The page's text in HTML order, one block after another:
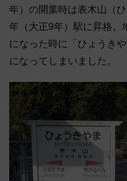
年）の開業時は表木山（
年（大正9年）駅に昇格。
になった時に「ひょうき
になってしまいました。